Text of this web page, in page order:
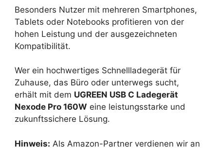
Besonders Nutzer mit mehreren Smartphones,
Tablets oder Notebooks profitieren von der
hohen Leistung und der ausgezeichneten
Kompatibilität.
Wer ein hochwertiges Schnellladegerät für
Zuhause, das Büro oder unterwegs sucht,
erhält mit dem UGREEN USB C Ladegerät
Nexode Pro 160W eine leistungsstarke und
zukunftssichere Lösung.
Hinweis: Als Amazon-Partner verdienen wir an